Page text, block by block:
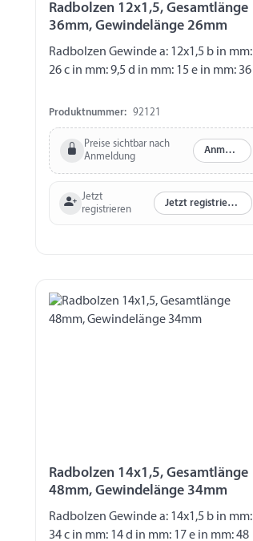
Radbolzen 12x1,5, Gesamtlänge
36mm, Gewindelänge 26mm
Radbolzen Gewinde a: 12x1,5 b in mm:
26 c in mm: 9,5 d in mm: 15 e in mm: 36
Produktnummer: 92121
Preise sichtbar nach
Anmeldung
Anmelden
Jetzt
registrieren
Jetzt registrieren
Radbolzen 14x1,5, Gesamtlänge
48mm, Gewindelänge 34mm
Radbolzen Gewinde a: 14x1,5 b in mm:
34 c in mm: 14 d in mm: 17 e in mm: 48